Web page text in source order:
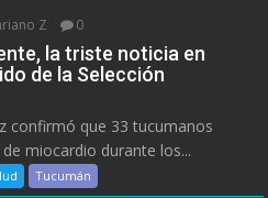
Z 0
la triste noticia en
de la Selección
confirmó que 33 tucumanos
miocardio durante los...
Tucumán